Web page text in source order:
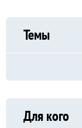
Темы
Для кого